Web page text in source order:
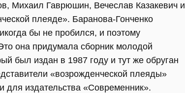
Михаил Гаврюшин, Вечеслав Казакевич и
плеяде». Баранова-Гонченко
бы не пробился, и поэтому
она придумала сборник молодой
был издан в 1987 году и тут же обруган
«возрожденческой плеяды»
для издательства «Современник».